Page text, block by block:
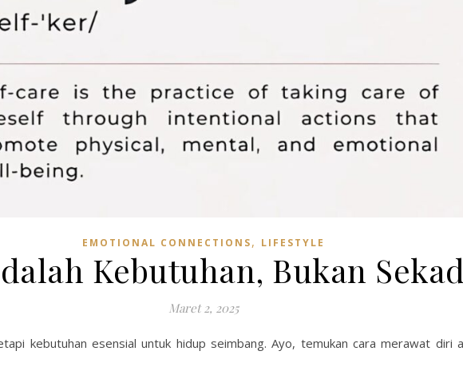
EMOTIONAL CONNECTIONS, LIFESTYLE
Kebutuhan, Bukan
Maret 2, 2025
kebutuhan esensial untuk hidup seimbang. Ayo, temukan cara merawat diri